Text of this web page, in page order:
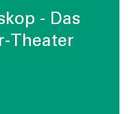
- Das
Theater